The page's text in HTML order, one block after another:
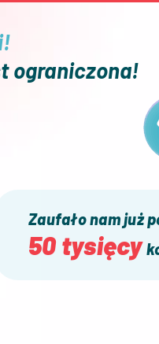
ograniczona!
Zaufało nam już
50 tysięcy